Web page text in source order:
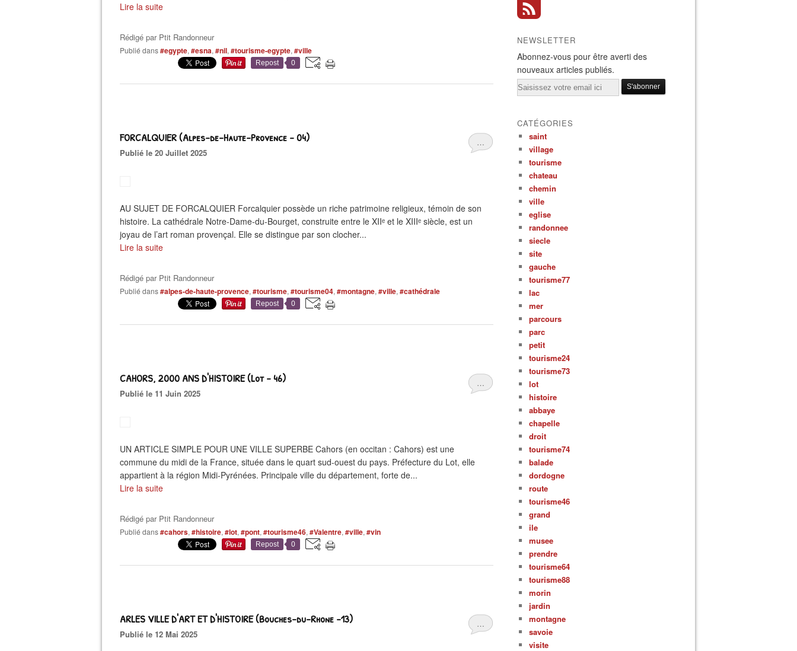
Lire la suite
Rédigé par Ptit Randonneur
Publié dans#egypte, #esna, #nil, #tourisme-egypte, #ville
Repost 0
…
FORCALQUIER (Alpes-de-Haute-Provence - 04)
Publié le 20 Juillet 2025
AU SUJET DE FORCALQUIER Forcalquier possède un riche patrimoine religieux, témoin de son
histoire. La cathédrale Notre-Dame-du-Bourget, construite entre le XIIᵉ et le XIIIᵉ siècle, est un
joyau de l’art roman provençal. Elle se distingue par son clocher...
Lire la suite
Rédigé par Ptit Randonneur
Publié dans#alpes-de-haute-provence, #tourisme, #tourisme04, #montagne, #ville, #cathédrale
Repost 0
…
CAHORS, 2000 ANS D'HISTOIRE (Lot - 46)
Publié le 11 Juin 2025
UN ARTICLE SIMPLE POUR UNE VILLE SUPERBE Cahors (en occitan : Cahors) est une
commune du midi de la France, située dans le quart sud-ouest du pays. Préfecture du Lot, elle
appartient à la région Midi-Pyrénées. Principale ville du département, forte de...
Lire la suite
Rédigé par Ptit Randonneur
Publié dans#cahors, #histoire, #lot, #pont, #tourisme46, #Valentre, #ville, #vin
Repost 0
…
ARLES VILLE D'ART ET D'HISTOIRE (Bouches-du-Rhone -13)
Publié le 12 Mai 2025
NEWSLETTER
Abonnez-vous pour être averti des
nouveaux articles publiés.
Email
CATÉGORIES
saint
village
tourisme
chateau
chemin
ville
eglise
randonnee
siecle
site
gauche
tourisme77
lac
mer
parcours
parc
petit
tourisme24
tourisme73
lot
histoire
abbaye
chapelle
droit
tourisme74
balade
dordogne
route
tourisme46
grand
ile
musee
prendre
tourisme64
tourisme88
morin
jardin
montagne
savoie
visite